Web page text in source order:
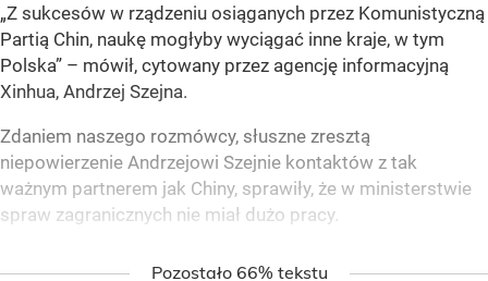
„Z sukcesów w rządzeniu osiąganych przez Komunistyczną
Partią Chin, naukę mogłyby wyciągać inne kraje, w tym
Polska” – mówił, cytowany przez agencję informacyjną
Xinhua, Andrzej Szejna.
Zdaniem naszego rozmówcy, słuszne zresztą
niepowierzenie Andrzejowi Szejnie kontaktów z tak
ważnym partnerem jak Chiny, sprawiły, że w ministerstwie
spraw zagranicznych nie miał dużo pracy.
Pozostało 66% tekstu